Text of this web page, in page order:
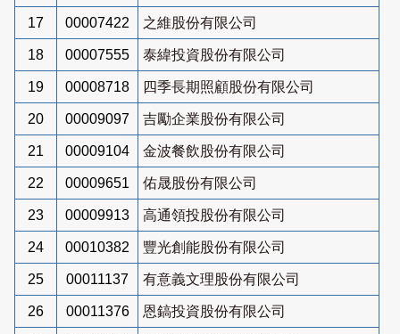
17 00007422 之維股份有限公司
18 00007555 泰緯投資股份有限公司
19 00008718 四季長期照顧股份有限公司
20 00009097 吉勵企業股份有限公司
21 00009104 金波餐飲股份有限公司
22 00009651 佑晟股份有限公司
23 00009913 高通領投股份有限公司
24 00010382 豐光創能股份有限公司
25 00011137 有意義文理股份有限公司
26 00011376 恩鎬投資股份有限公司